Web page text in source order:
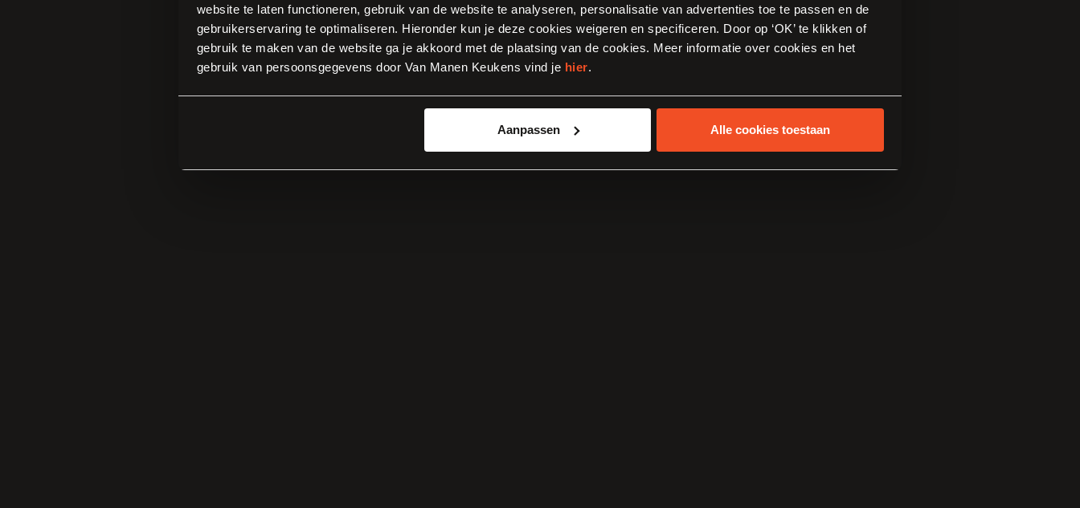
website te laten functioneren, gebruik van de website te analyseren, personalisatie van advertenties toe te passen en de
gebruikerservaring te optimaliseren. Hieronder kun je deze cookies weigeren en specificeren. Door op ‘OK’ te klikken of
gebruik te maken van de website ga je akkoord met de plaatsing van de cookies. Meer informatie over cookies en het
gebruik van persoonsgegevens door Van Manen Keukens vind je hier.
Aanpassen Alle cookies toestaan